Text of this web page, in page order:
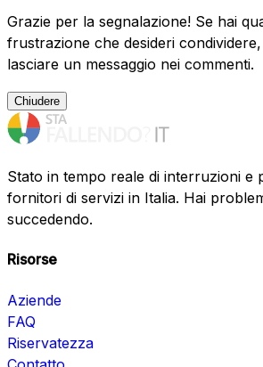
Grazie per la segnalazione! Se hai
frustrazione che desideri
lasciare un messaggio nei commenti.
Chiudere
Stato in tempo reale di interruzioni e
fornitori di servizi in Italia. Hai
succedendo.
Risorse
Aziende
FAQ
Riservatezza